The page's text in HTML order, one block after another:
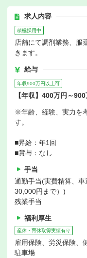
求人内容
積極採用中
店舗にて調剤業務、服
きます。
給与
年収900万円以上可
【年収】400万円～
※年齢、経験、実力を
す。
■昇給：年1回
■賞与：なし
手当
通勤手当(実費精算、
30,000円まで）)
残業手当
福利厚生
産休・育休取得実績有り
雇用保険、労災保険、
駐車場